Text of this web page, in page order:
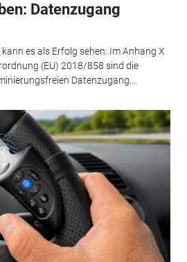
Datenzugang
es als Erfolg sehen: Im Anhang X
(EU) 2018/858 sind die
Datenzugang...